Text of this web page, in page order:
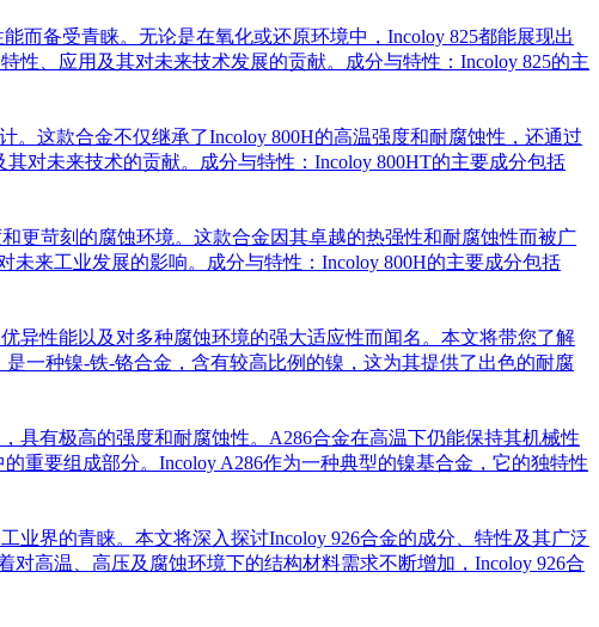
而备受青睐。无论是在氧化或还原环境中，Incoloy 825都能展现出
性、应用及其对未来技术发展的贡献。成分与特性：Incoloy 825的主
。这款合金不仅继承了Incoloy 800H的高温强度和耐腐蚀性，还通过
对未来技术的贡献。成分与特性：Incoloy 800HT的主要成分包括
更苛刻的腐蚀环境。这款合金因其卓越的热强性和耐腐蚀性而被广
来工业发展的影响。成分与特性：Incoloy 800H的主要成分包括
异性能以及对多种腐蚀环境的强大适应性而闻名。本文将带您了解
一种镍-铁-铬合金，含有较高比例的镍，这为其提供了出色的耐腐
具有极高的强度和耐腐蚀性。A286合金在高温下仍能保持其机械性
重要组成部分。Incoloy A286作为一种典型的镍基合金，它的独特性
界的青睐。本文将深入探讨Incoloy 926合金的成分、特性及其广泛
高温、高压及腐蚀环境下的结构材料需求不断增加，Incoloy 926合